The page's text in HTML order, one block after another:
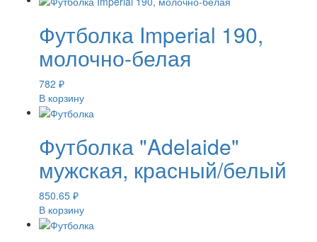
Футболка Imperial 190,
молочно-белая
782 ₽
В корзину
Футболка "Adelaide"
мужская, красный/белый
850.65 ₽
В корзину